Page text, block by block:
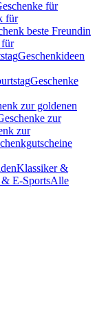
für
für
beste Freundin
für
Geschenkideen
Geschenke
zur goldenen
zur
zur
Klassiker &
E-SportsAlle